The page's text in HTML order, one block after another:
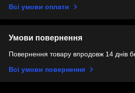
Всі умови оплати
Умови повернення
Повернення товару впродовж 14 днів
Всі умови повернення